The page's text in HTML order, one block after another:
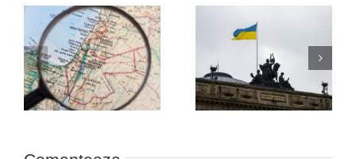
Nevoia unei strategii a
victoriei în Ucraina!
Africa, noua linie de
front între Occident și
Rusia (cazul Durov)